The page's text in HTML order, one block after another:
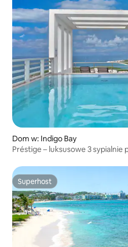
Dom w: Indigo Bay
Préstige – luksusowe 3 sypialnie
Superhost
Superhost